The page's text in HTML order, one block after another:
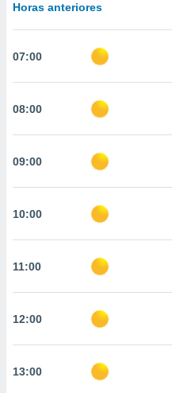
seguir
a la
todas
nuestros
análisis
así como
en
CONFIGURACIÓN
Horas anteriores
07:00
08:00
09:00
10:00
11:00
12:00
13:00